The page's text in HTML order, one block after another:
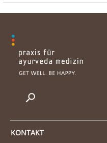
KONTAKT